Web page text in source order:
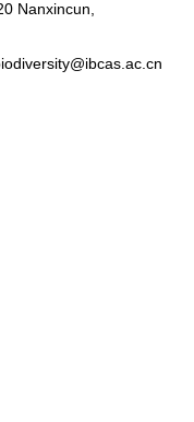
Nanxincun,